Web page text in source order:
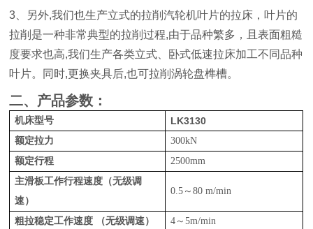
3 、另外,我们也生产立式的拉削汽轮机叶片的拉床，叶片的
拉削是一种非常典型的拉削过程,由于品种繁多，且表面粗糙
度要求也高,我们生产各类立式、卧式低速拉床加工不同品种
叶片。同时,更换夹具后,也可拉削涡轮盘榫槽。
二、产品参数：
机床型号 LK3130
额定拉力
300kN
额定行程
2500mm
主滑板工作行程速度 （无级调
速）
0.5 ～80 m/min
粗拉稳定工作速度 （无级调速） 4 ～5m/min